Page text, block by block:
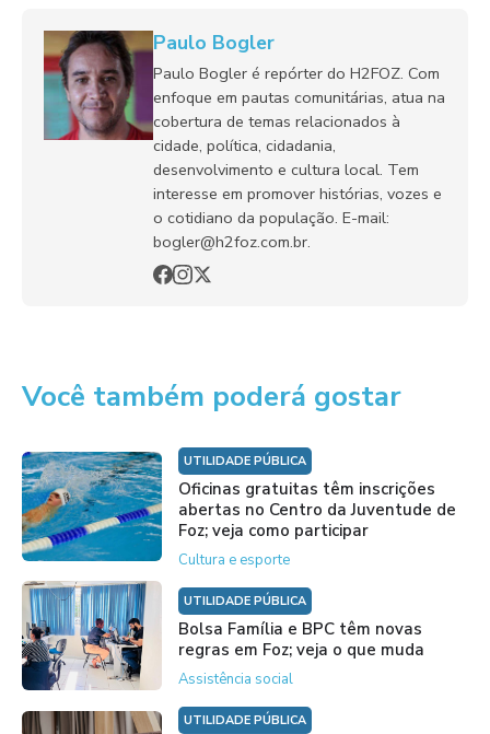
Paulo Bogler
Paulo Bogler é repórter do H2FOZ. Com
enfoque em pautas comunitárias, atua na
cobertura de temas relacionados à
cidade, política, cidadania,
desenvolvimento e cultura local. Tem
interesse em promover histórias, vozes e
o cotidiano da população. E-mail:
bogler@h2foz.com.br.
Você também poderá gostar
UTILIDADE PÚBLICA
Oficinas gratuitas têm inscrições
abertas no Centro da Juventude de
Foz; veja como participar
Cultura e esporte
UTILIDADE PÚBLICA
Bolsa Família e BPC têm novas
regras em Foz; veja o que muda
Assistência social
UTILIDADE PÚBLICA